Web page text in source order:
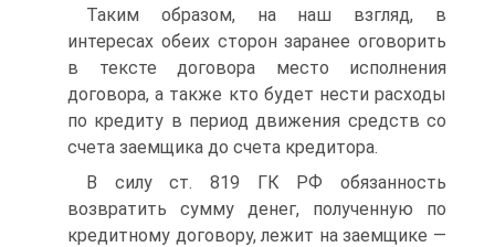
Таким образом, на наш взгляд, в
интересах обеих сторон заранее оговорить
в тексте договора место исполнения
договора, а также кто будет нести расходы
по кредиту в период движения средств со
счета заемщика до счета кредитора.
В силу ст. 819 ГК РФ обязанность
возвратить сумму денег, полученную по
кредитному договору, лежит на заемщике —